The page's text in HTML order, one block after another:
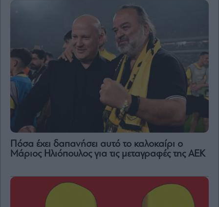
Πόσα έχει δαπανήσει αυτό το καλοκαίρι ο
Μάριος Ηλιόπουλος για τις μεταγραφές της ΑΕΚ